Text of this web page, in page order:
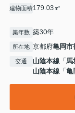
建物面積179.03㎡
築年数 築30年
所在地 京都府亀岡市
交通 山陰本線 「馬
山陰本線 「亀